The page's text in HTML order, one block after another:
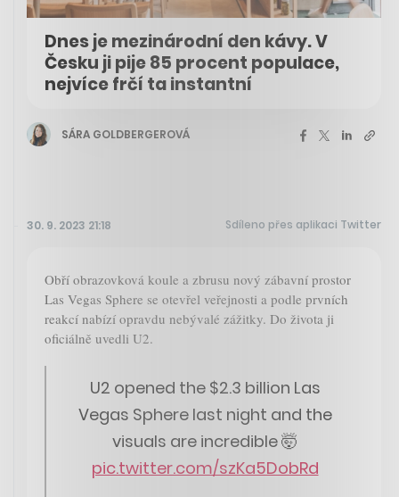
Dnes je mezinárodní den kávy. V
Česku ji pije 85 procent populace,
nejvíce frčí ta instantní
SÁRA GOLDBERGEROVÁ
30. 9. 2023 21:18 Sdíleno přes aplikaci Twitter
Obří obrazovková koule a zbrusu nový zábavní prostor
Las Vegas Sphere se otevřel veřejnosti a podle prvních
reakcí nabízí opravdu nebývalé zážitky. Do života ji
oficiálně uvedli U2.
U2 opened the $2.3 billion Las
Vegas Sphere last night and the
visuals are incredible 🤯
pic.twitter.com/szKa5DobRd